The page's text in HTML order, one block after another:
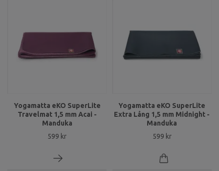
Yogamatta eKO SuperLite
Travelmat 1,5 mm Acai -
Manduka
599 kr
Yogamatta eKO SuperLite
Extra Lång 1,5 mm Midnight -
Manduka
599 kr